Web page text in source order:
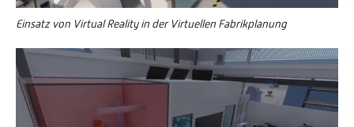
Einsatz von Virtual Reality in der Virtuellen Fabrikplanung